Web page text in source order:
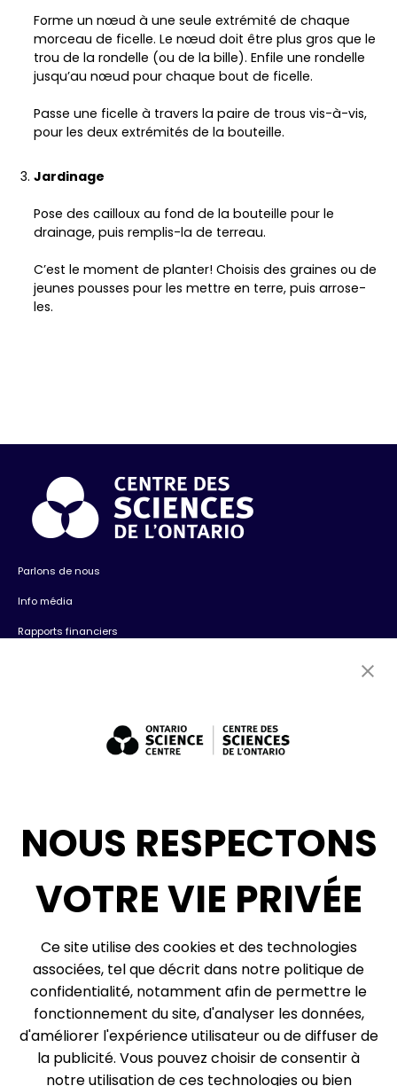
Forme un nœud à une seule extrémité de chaque
morceau de ficelle. Le nœud doit être plus gros que le
trou de la rondelle (ou de la bille). Enfile une rondelle
jusqu’au nœud pour chaque bout de ficelle.
Passe une ficelle à travers la paire de trous vis-à-vis,
pour les deux extrémités de la bouteille.
Jardinage
Pose des cailloux au fond de la bouteille pour le
drainage, puis remplis-la de terreau.
C’est le moment de planter! Choisis des graines ou de
jeunes pousses pour les mettre en terre, puis arrose-
les.
Parlons de nous
Info média
Rapports financiers
Expositions : ventes et location + consultation
Infolettre
© 2026, Centre des sciences de l’Ontario, un organisme du gouvernement de
l’Ontario. Tous droits réservés.
Plan du site
Préférences relatives aux témoins
Expédition et réception :
777, rue Bay, boîte postale 151
Toronto (Ontario)
NOUS RESPECTONS
VOTRE VIE PRIVÉE
Ce site utilise des cookies et des technologies
associées, tel que décrit dans notre politique de
confidentialité, notamment afin de permettre le
fonctionnement du site, d'analyser les données,
d'améliorer l'expérience utilisateur ou de diffuser de
la publicité. Vous pouvez choisir de consentir à
notre utilisation de ces technologies ou bien